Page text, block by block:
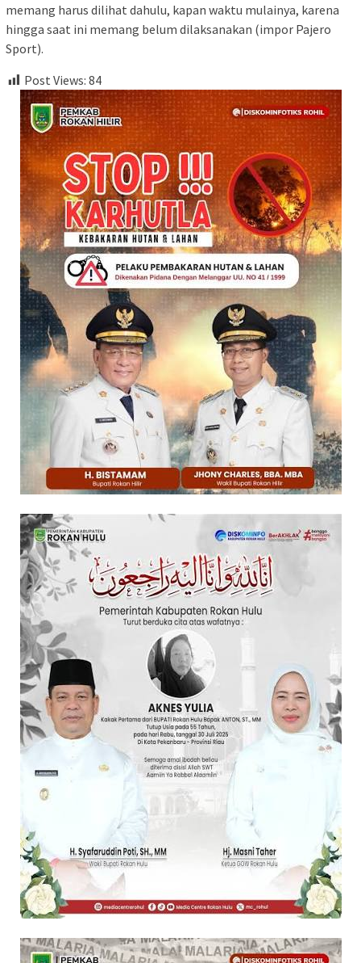
memang harus dilihat dahulu, kapan waktu mulainya, karena
hingga saat ini memang belum dilaksanakan (impor Pajero
Sport).
Post Views: 84